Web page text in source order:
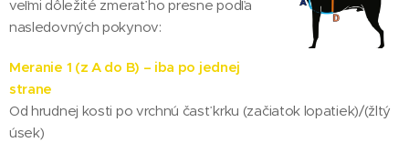
veľmi dôležité zmerať ho presne podľa
nasledovných pokynov:
Meranie 1 (z A do B) – iba po jednej
strane
Od hrudnej kosti po vrchnú časť krku (začiatok lopatiek)/(žltý
úsek)